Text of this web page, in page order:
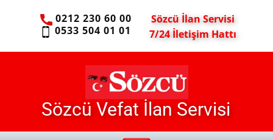
0212 230 60 00
0533 504 01 01
Sözcü İlan Servisi
7/24 İletişim Hattı
Sözcü Vefat İlan Servisi